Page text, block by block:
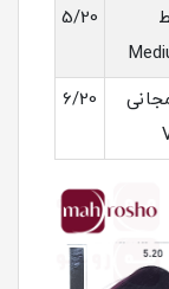
5/20
6/20